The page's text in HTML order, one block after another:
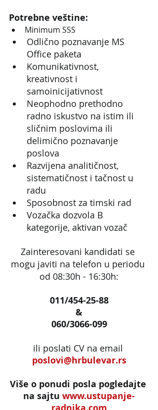
Potrebne veštine:
Minimum SSS
Odlično poznavanje MS
Office paketa
Komunikativnost,
kreativnost i
samoinicijativnost
Neophodno prethodno
radno iskustvo na istim ili
sličnim poslovima ili
delimično poznavanje
poslova
Razvijena analitičnost,
sistematičnost i tačnost u
radu
Sposobnost za timski rad
Vozačka dozvola B
kategorije, aktivan vozač
Zainteresovani kandidati se
mogu javiti na telefon u periodu
od 08:30h - 16:30h:
011/454-25-88
&
060/3066-099
ili poslati CV na email
poslovi@hrbulevar.rs
Više o ponudi posla pogledajte
na sajtu www.ustupanje-